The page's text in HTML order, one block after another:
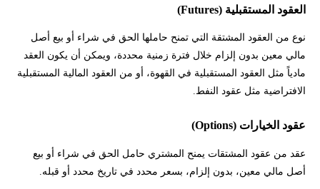
العقود المستقبلية (Futures)
نوع من العقود المشتقة التي تمنح حاملها الحق في شراء أو بيع أصل
مالي معين بدون إلزام خلال فترة زمنية محددة، ويمكن أن يكون العقد
مادياً مثل العقود المستقبلية في القهوة، أو من العقود المالية المستقبلية
الافتراضية مثل عقود النفط.
عقود الخيارات (Options)
عقد من عقود المشتقات يمنح المشتري حامل الحق في شراء أو بيع
أصل مالي معين، بدون إلزام، بسعر محدد في تاريخ محدد أو قبله.